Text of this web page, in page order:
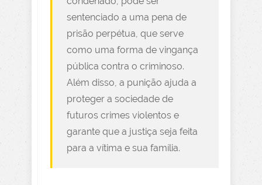
sentenciado a uma pena de
prisão perpétua, que serve
como uma forma de vingança
pública contra o criminoso.
Além disso, a punição ajuda a
proteger a sociedade de
futuros crimes violentos e
garante que a justiça seja feita
para a vítima e sua família.